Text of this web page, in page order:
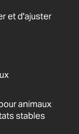
et d'ajuster
animaux
stables